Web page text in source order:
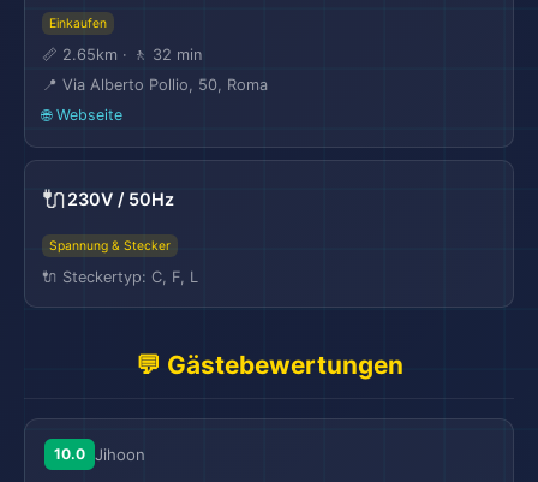
Einkaufen
📏 2.65km · 🚶 32 min
📍 Via Alberto Pollio, 50, Roma
🌐 Webseite
🔌230V / 50Hz
Spannung & Stecker
🔌 Steckertyp: C, F, L
💬 Gästebewertungen
10.0 Jihoon